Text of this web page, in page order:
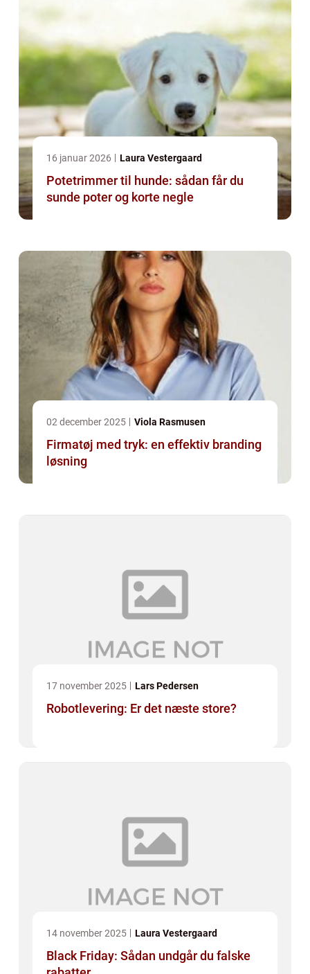
16 januar 2026 Laura Vestergaard
Potetrimmer til hunde: sådan får du
sunde poter og korte negle
02 december 2025 Viola Rasmusen
Firmatøj med tryk: en effektiv branding
løsning
17 november 2025 Lars Pedersen
Robotlevering: Er det næste store?
14 november 2025 Laura Vestergaard
Black Friday: Sådan undgår du falske